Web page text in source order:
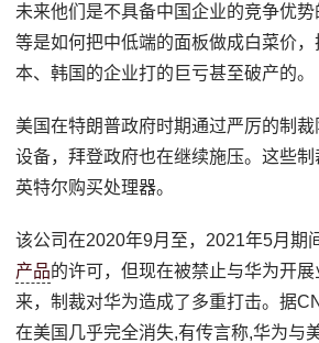
未来他们是不具备中国企业的竞争优势
等是如何把中低端的面板做成白菜价，
本、韩国的企业打的巨亏甚至破产的。
美国在特朗普政府时期通过严厉的制裁
设备，拜登政府也在继续施压。这些
英特尔购买处理器。
该公司在2020年9月至，2021年5月期
产品的许可，但现在被禁止与华为开
来，制裁对华为造成了多重打击。据
在美国几乎完全消失,有传言称,华为与